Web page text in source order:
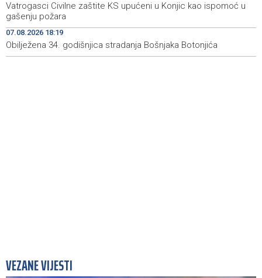
18:32
Second Air Tractor joins firefighting efforts in Konjic,
third expected on Saturday
Vatrogasci Civilne zaštite KS upućeni u Konjic kao ispomoć u
gašenju požara
07.08.2026 18:19
Obilježena 34. godišnjica stradanja Bošnjaka Botonjića
VEZANE VIJESTI